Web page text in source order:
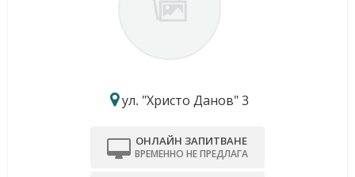
ул. "Христо Данов" 3
ОНЛАЙН ЗАПИТВАНЕ
ВРЕМЕННО НЕ ПРЕДЛАГА